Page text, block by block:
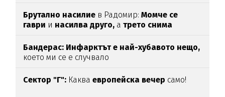
Брутално насилие в Радомир:Момче се
гаври и насилва друго, атрето снима
Бандерас: Инфарктът е най-хубавото нещо,
което ми се е случвало
Сектор "Г": Какваевропейска вечер само!